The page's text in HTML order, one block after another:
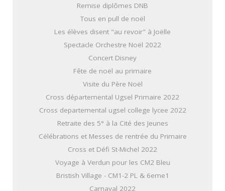
Remise diplômes DNB
Tous en pull de noël
Les élèves disent "au revoir" à Joëlle
Spectacle Orchestre Noël 2022
Concert Disney
Fête de noël au primaire
Visite du Père Noël
Cross départemental Ugsel Primaire 2022
Cross departemental ugsel college lycee 2022
Retraite des 5° à la Cité des Jeunes
Célébrations et Messes de rentrée du Primaire
Cross et Défi St-Michel 2022
Voyage à Verdun pour les CM2 Bleu
Bristish Village - CM1-2 PL & 6eme1
Carnaval 2022